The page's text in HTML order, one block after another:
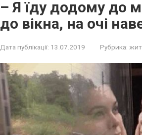
– Я їду додому до
до вікна, на очі
Дата публікації: 13.07.2019 Рубрика: